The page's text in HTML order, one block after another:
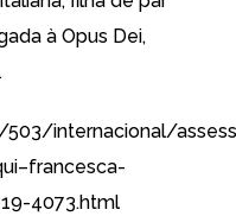
à Opus Dei,
internacional/
4073.html